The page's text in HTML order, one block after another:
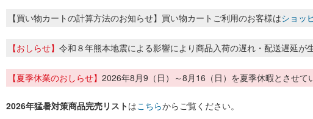
【買い物カートの計算方法のお知らせ】買い物カートご利用のお客様はショッ
【おしらせ】 令和８年熊本地震による影響により商品入荷の遅れ・配送遅延が
【夏季休業のおしらせ】 2026年8月9（日）～8月16（日）を夏季休暇とさせて
2026年猛暑対策商品完売リストはこちらからご覧ください。